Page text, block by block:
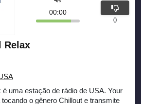
Relax
uma estação de rádio de USA. Your
o gênero Chillout e transmite
00:00
0